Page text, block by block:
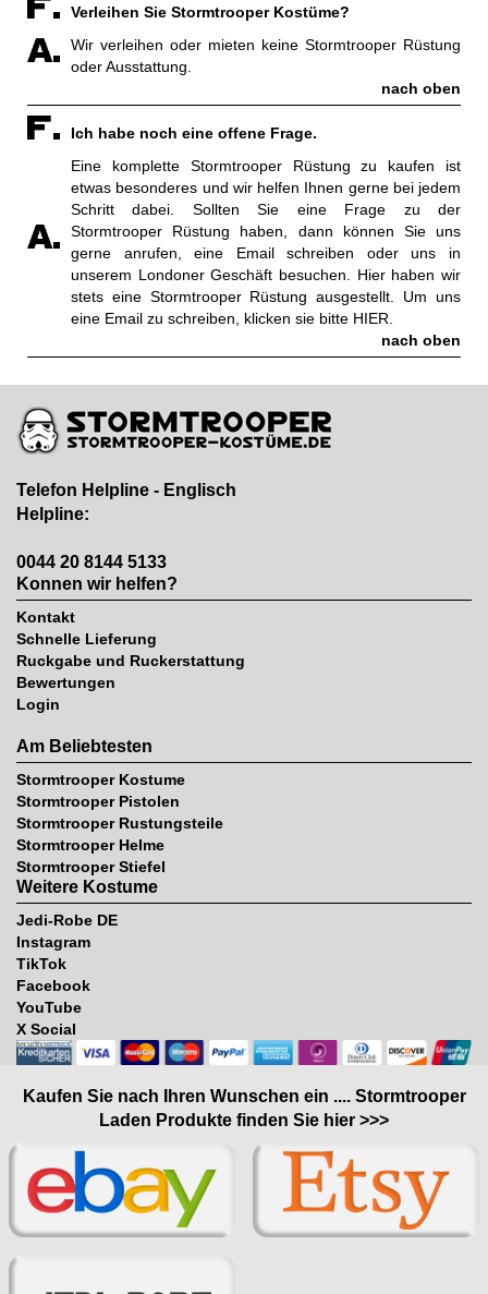
Verleihen Sie Stormtrooper Kostüme?
Wir verleihen oder mieten keine Stormtrooper Rüstung
oder Ausstattung.
nach oben
Ich habe noch eine offene Frage.
Eine komplette Stormtrooper Rüstung zu kaufen ist
etwas besonderes und wir helfen Ihnen gerne bei jedem
Schritt dabei. Sollten Sie eine Frage zu der
Stormtrooper Rüstung haben, dann können Sie uns
gerne anrufen, eine Email schreiben oder uns in
unserem Londoner Geschäft besuchen. Hier haben wir
stets eine Stormtrooper Rüstung ausgestellt. Um uns
eine Email zu schreiben, klicken sie bitte HIER.
nach oben
Telefon Helpline - Englisch
Helpline:
0044 20 8144 5133
Konnen wir helfen?
Kontakt
Schnelle Lieferung
Ruckgabe und Ruckerstattung
Bewertungen
Login
Am Beliebtesten
Stormtrooper Kostume
Stormtrooper Pistolen
Stormtrooper Rustungsteile
Stormtrooper Helme
Stormtrooper Stiefel
Weitere Kostume
Jedi-Robe DE
Instagram
TikTok
Facebook
YouTube
X Social
Kaufen Sie nach Ihren Wunschen ein .... Stormtrooper
Laden Produkte finden Sie hier >>>